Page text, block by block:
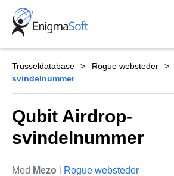
Skip
content
Trusseldatabase Rogue websteder
svindelnummer
Qubit Airdrop-
svindelnummer
Med Mezo i Rogue websteder